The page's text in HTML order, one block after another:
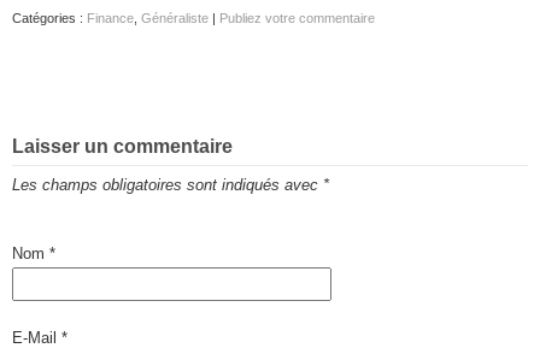
Catégories : Finance Généraliste | Publiez votre commentaire
Laisser un commentaire
Les champs obligatoires sont indiqués avec *
Nom *
E-Mail *